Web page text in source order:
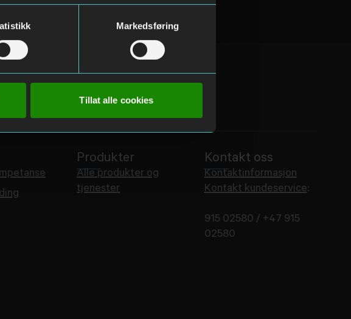
Markedsføring
Tillat alle cookies
Produkter
Alle produkter og
tjenester
Kontakt oss
Kontaktinformasjon
Kontakt kundeservice:
915 02580 / +47 915
02580